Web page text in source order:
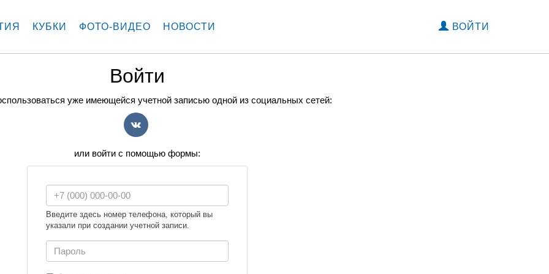
КУБКИ ФОТО-ВИДЕО НОВОСТИ ВОЙТИ
Войти
уже имеющейся учетной записью одной из социальных сетей:
или войти с помощью формы:
Введите здесь номер телефона, который вы
указали при создании учетной записи.